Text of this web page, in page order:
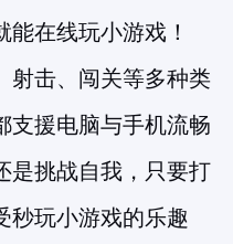
在线玩小游戏！
射击、闯关等多种类
支援电脑与手机流畅
是挑战自我，只要打
秒玩小游戏的乐趣